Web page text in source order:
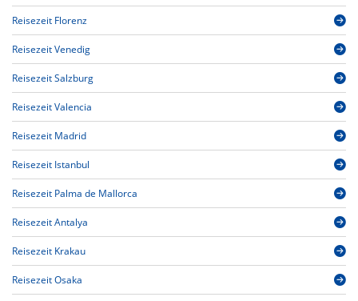
Reisezeit Florenz
Reisezeit Venedig
Reisezeit Salzburg
Reisezeit Valencia
Reisezeit Madrid
Reisezeit Istanbul
Reisezeit Palma de Mallorca
Reisezeit Antalya
Reisezeit Krakau
Reisezeit Osaka